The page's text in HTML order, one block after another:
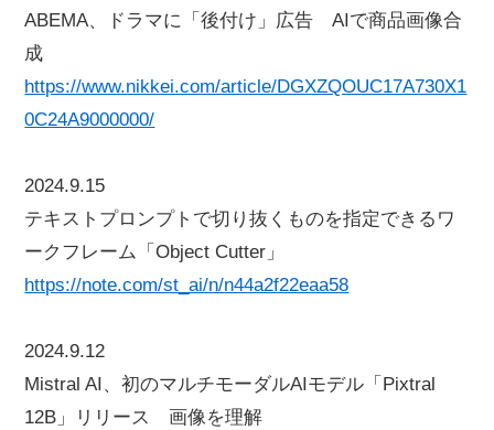
ABEMA、ドラマに「後付け」広告 AIで商品画像合
成
https://www.nikkei.com/article/DGXZQOUC17A730X1
0C24A9000000/
2024.9.15
テキストプロンプトで切り抜くものを指定できるワ
ークフレーム「Object Cutter」
https://note.com/st_ai/n/n44a2f22eaa58
2024.9.12
Mistral AI、初のマルチモーダルAIモデル「Pixtral
12B」リリース 画像を理解